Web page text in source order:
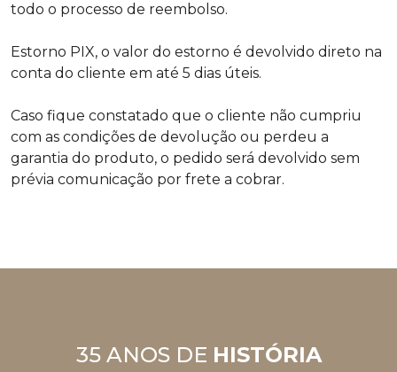
todo o processo de reembolso.
Estorno PIX, o valor do estorno é devolvido direto na
conta do cliente em até 5 dias úteis.
Caso fique constatado que o cliente não cumpriu
com as condições de devolução ou perdeu a
garantia do produto, o pedido será devolvido sem
prévia comunicação por frete a cobrar.
35 ANOS DE HISTÓRIA